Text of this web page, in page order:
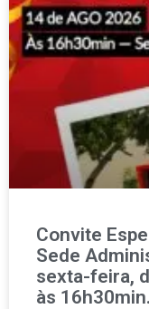
Convite
Sede
sexta-feira,
às 16h30min.